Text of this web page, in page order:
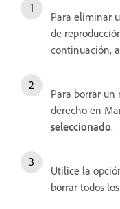
Para eliminar
de
continuación,
Para borrar un
derecho en
seleccionado.
Utilice la
borrar todos